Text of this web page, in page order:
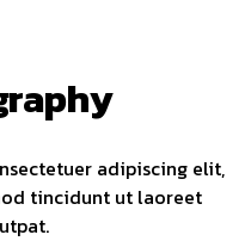
adipiscing elit,
tincidunt ut laoreet